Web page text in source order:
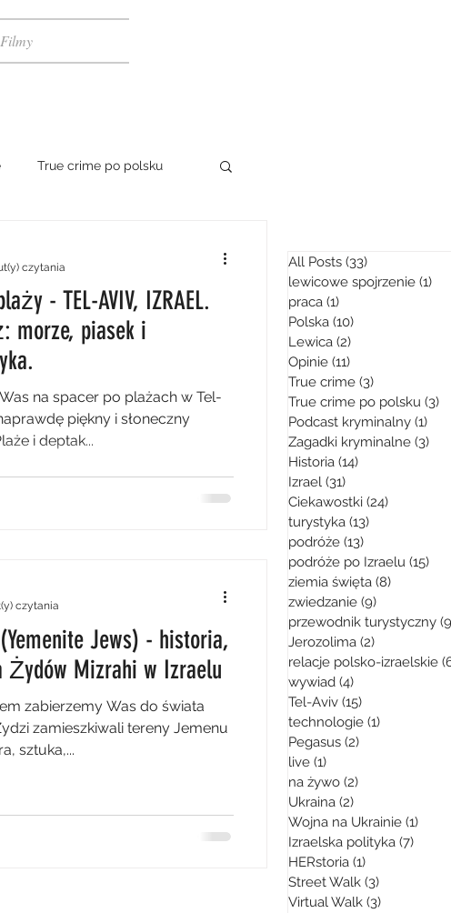
Filmy
True crime po polsku
- TEL-AVIV, IZRAEL.
morze, piasek i
na spacer po plażach w Tel-
piękny i słoneczny
i deptak...
czytania
Jews) - historia,
Żydów Mizrahi w Izraelu
zabierzemy Was do świata
zamieszkiwali tereny Jemenu
sztuka,...
czytania
All Posts (33)
lewicowe spojrzenie (1)
praca (1)
Polska (10)
Lewica (2)
Opinie (11)
True crime (3)
True crime po polsku (3)
Podcast kryminalny (1)
Zagadki kryminalne (3)
Historia (14)
Izrael (31)
Ciekawostki (24)
turystyka (13)
podróże (13)
podróże po Izraelu (15)
ziemia święta (8)
zwiedzanie (9)
przewodnik turystyczny
Jerozolima (2)
relacje polsko-izraelskie
wywiad (4)
Tel-Aviv (15)
technologie (1)
Pegasus (2)
live (1)
na żywo (2)
Ukraina (2)
Wojna na Ukrainie (1)
Izraelska polityka (7)
HERstoria (1)
Street Walk (3)
Virtual Walk (3)